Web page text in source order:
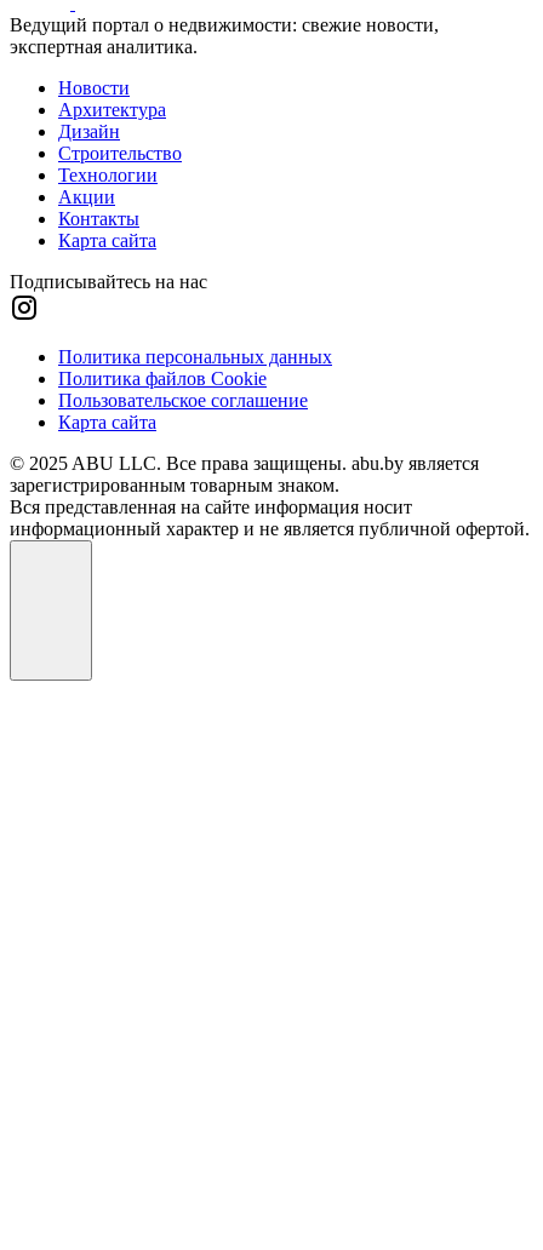
Ведущий портал о недвижимости: свежие новости,
экспертная аналитика.
Новости
Архитектура
Дизайн
Строительство
Технологии
Акции
Контакты
Карта сайта
Подписывайтесь на нас
Политика персональных данных
Политика файлов Cookie
Пользовательское соглашение
Карта сайта
© 2025 ABU LLC. Все права защищены. abu.by является
зарегистрированным товарным знаком.
Вся представленная на сайте информация носит
информационный характер и не является публичной офертой.